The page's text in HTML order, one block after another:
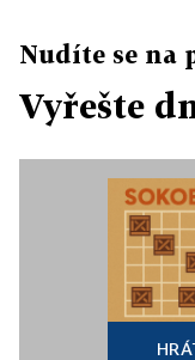
Nudíte se na
Vyřešte